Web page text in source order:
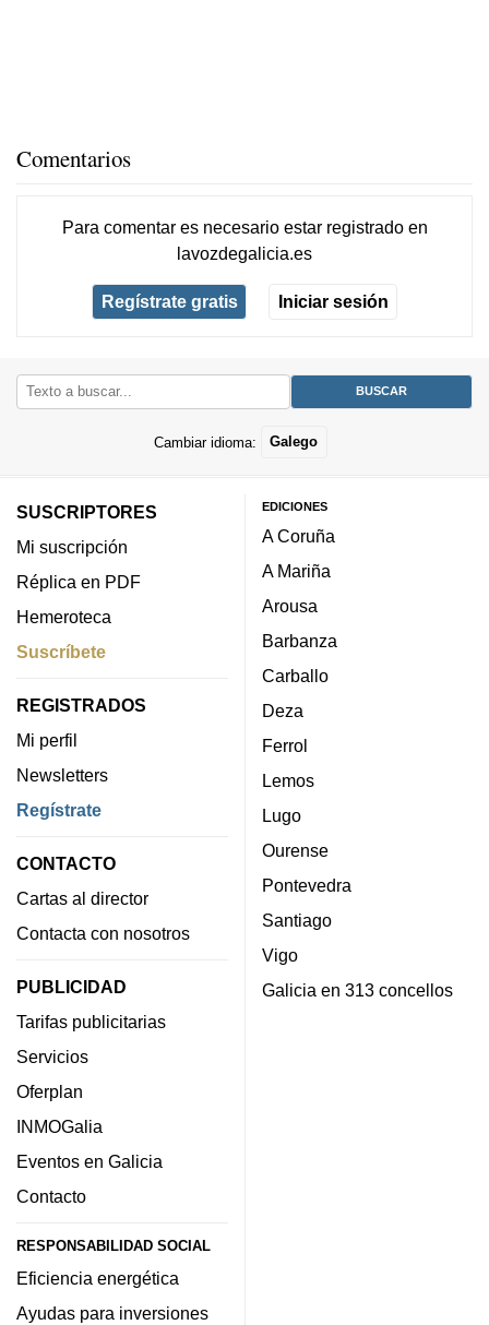
Comentarios
Para comentar es necesario estar registradoen
lavozdegalicia.es
Regístrate gratis Iniciar sesión
Cambiar idioma: Galego
SUSCRIPTORES
Mi suscripción
Réplica en PDF
Hemeroteca
Suscríbete
REGISTRADOS
Mi perfil
Newsletters
Regístrate
CONTACTO
Cartas al director
Contacta con nosotros
PUBLICIDAD
Tarifas publicitarias
Servicios
Oferplan
INMOGalia
Eventos en Galicia
Contacto
RESPONSABILIDAD SOCIAL
Eficiencia energética
Ayudas para inversiones
EDICIONES
A Coruña
A Mariña
Arousa
Barbanza
Carballo
Deza
Ferrol
Lemos
Lugo
Ourense
Pontevedra
Santiago
Vigo
Galicia en 313 concellos